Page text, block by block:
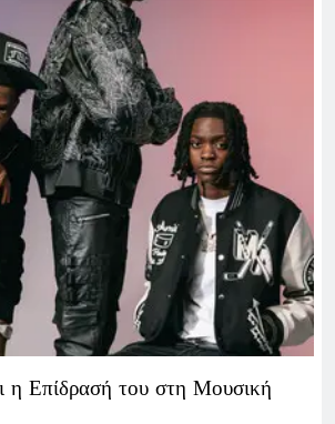
Επίδρασή του στη Μουσική